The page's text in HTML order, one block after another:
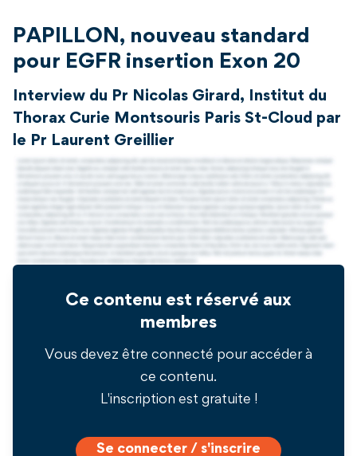
PAPILLON, nouveau standard
pour EGFR insertion Exon 20
Interview du Pr Nicolas Girard, Institut du
Thorax Curie Montsouris Paris St-Cloud par
le Pr Laurent Greillier
Ce contenu est réservé aux
membres
Vous devez être connecté pour accéder à
ce contenu.
L'inscription est gratuite !
Se connecter / s'inscrire